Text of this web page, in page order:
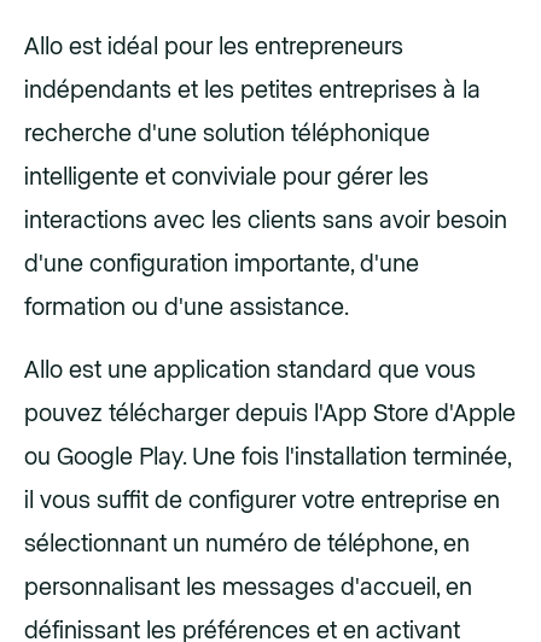
Allo est idéal pour les entrepreneurs
indépendants et les petites entreprises à la
recherche d'une solution téléphonique
intelligente et conviviale pour gérer les
interactions avec les clients sans avoir besoin
d'une configuration importante, d'une
formation ou d'une assistance.
Allo est une application standard que vous
pouvez télécharger depuis l'App Store d'Apple
ou Google Play. Une fois l'installation terminée,
il vous suffit de configurer votre entreprise en
sélectionnant un numéro de téléphone, en
personnalisant les messages d'accueil, en
définissant les préférences et en activant